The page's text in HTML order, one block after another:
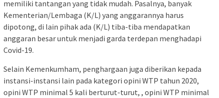
memiliki tantangan yang tidak mudah. Pasalnya, banyak
Kementerian/Lembaga (K/L) yang anggarannya harus
dipotong, di lain pihak ada (K/L) tiba-tiba mendapatkan
anggaran besar untuk menjadi garda terdepan menghadapi
Covid-19.
Selain Kemenkumham, penghargaan juga diberikan kepada
instansi-instansi lain pada kategori opini WTP tahun 2020,
opini WTP minimal 5 kali berturut-turut, , opini WTP minimal